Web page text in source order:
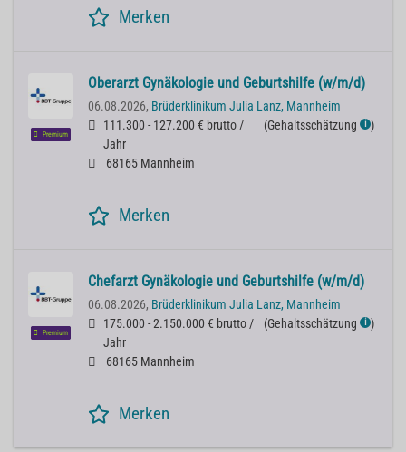
Merken
Premium
Oberarzt Gynäkologie und Geburtshilfe (w/m/d)
06.08.2026, Brüderklinikum Julia Lanz, Mannheim
111.300 - 127.200 € brutto /
Jahr
(Gehaltsschätzung ℹ )
68165 Mannheim
Merken
Premium
Chefarzt Gynäkologie und Geburtshilfe (w/m/d)
06.08.2026, Brüderklinikum Julia Lanz, Mannheim
175.000 - 2.150.000 € brutto /
Jahr
(Gehaltsschätzung ℹ )
68165 Mannheim
Merken